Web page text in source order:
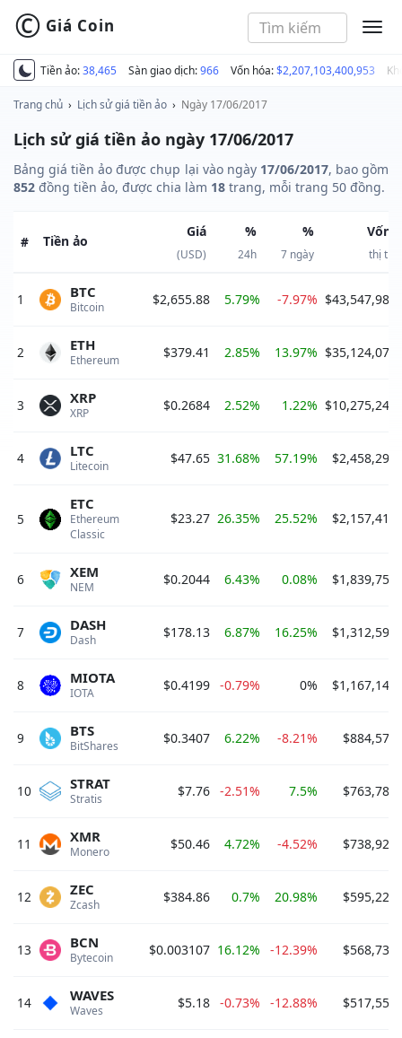
Tiền ảo:38,465 Sàn giao dịch:966 Vốn hóa:$2,207,103,400,953
© Giá Coin
Trang chủ › Lịch sử giá tiền ảo › Ngày 17/06/2017
Lịch sử giá tiền ảo ngày 17/06/2017
Bảng giá tiền ảo được chụp lại vào ngày 17/06/2017, bao gồm
852 đồng tiền ảo, được chia làm 18 trang, mỗi trang 50 đồng.
# Tiền ảo
Giá
(USD)
%
24h
%
7 ngày
Vốn
thị
1 Bitcoin
BTC $2,655.88 5.79% -7.97%
2 Ethereum
ETH $379.41 2.85% 13.97%
3 XRP
XRP $0.2684 2.52% 1.22%
4 Litecoin
LTC $47.65 31.68% 57.19%
5
Ethereum
Classic
ETC
$23.27 26.35% 25.52%
6 NEM
XEM $0.2044 6.43% 0.08%
7 Dash
DASH $178.13 6.87% 16.25%
8 IOTA
MIOTA $0.4199 -0.79% 0%
9 BitShares
BTS $0.3407 6.22% -8.21%
10 Stratis
STRAT $7.76 -2.51% 7.5%
11 Monero
XMR $50.46 4.72% -4.52%
12 Zcash
ZEC $384.86 0.7% 20.98%
13 Bytecoin
BCN $0.003107 16.12% -12.39%
14 Waves
WAVES $5.18 -0.73% -12.88%